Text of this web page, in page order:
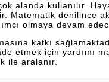
alanda kullanılır.
Matematik denilince
olmaya devam
katkı
etmek için yardımı
ile aralanır.